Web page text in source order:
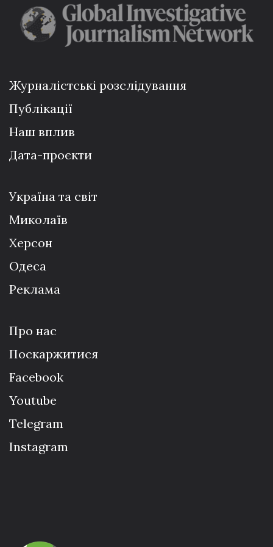
Журналістські розслідування
Публікації
Наш вплив
Дата-проєкти
Україна та світ
Миколаїв
Херсон
Одеса
Реклама
Про нас
Поскаржитися
Facebook
Youtube
Telegram
Instagram